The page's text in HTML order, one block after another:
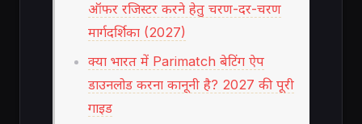
ऑफर रजिस्टर करने हेतु चरण-दर-चरण
मार्गदर्शिका (2027)
क्या भारत में Parimatch बेटिंग ऐप
डाउनलोड करना कानूनी है? 2027 की पूरी
गाइड